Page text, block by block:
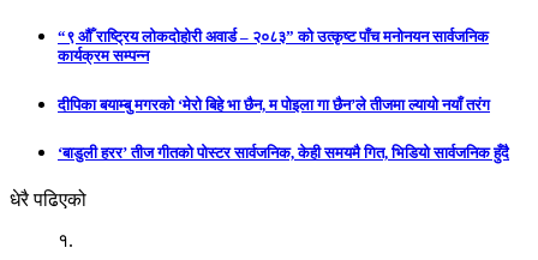
“९ औँ राष्ट्रिय लोकदोहोरी अवार्ड – २०८३” को उत्कृष्ट पाँच मनोनयन सार्वजनिक
कार्यक्रम सम्पन्न
दीपिका बयाम्बु मगरको ‘मेरो बिहे भा छैन, म पोइला गा छैन’ले तीजमा ल्यायो नयाँ तरंग
‘बाडुली हरर’ तीज गीतको पोस्टर सार्वजनिक, केही समयमै गित, भिडियो सार्वजनिक हुँदै
धेरै पढिएको
१.